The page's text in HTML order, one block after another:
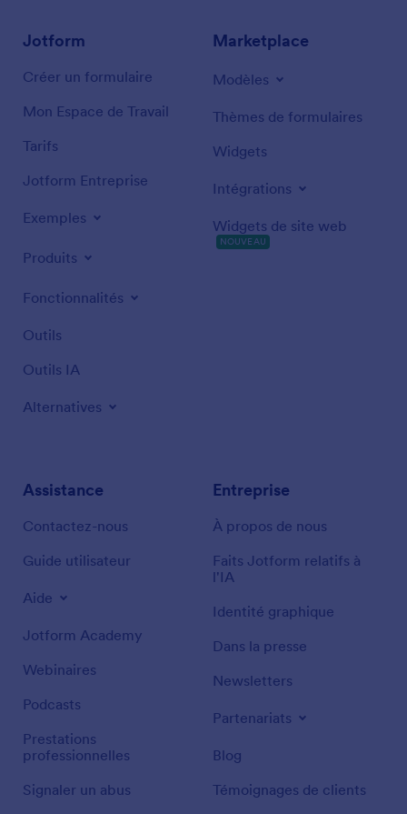
Jotform
Créer un formulaire
Mon Espace de Travail
Tarifs
Jotform Entreprise
Exemples
Produits
Fonctionnalités
Outils
Outils IA
Alternatives
Marketplace
Modèles
Thèmes de formulaires
Widgets
Intégrations
Widgets de site web
NOUVEAU
Assistance
Contactez-nous
Guide utilisateur
Aide
Jotform Academy
Webinaires
Podcasts
Prestations
professionnelles
Signaler un abus
Entreprise
À propos de nous
Faits Jotform relatifs à
l'IA
Identité graphique
Dans la presse
Newsletters
Partenariats
Blog
Témoignages de clients